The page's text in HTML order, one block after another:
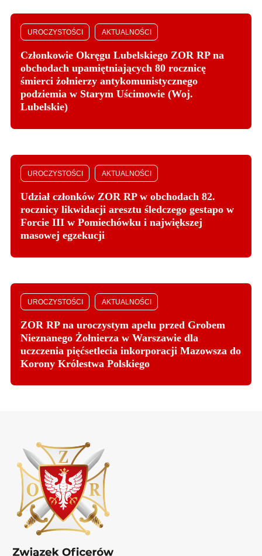
UROCZYSTOŚCI AKTUALNOŚCI
Członkowie Okręgu Lubelskiego ZOR RP na
obchodach upamiętniających 80 rocznicę
śmierci żołnierzy antykomunistycznego
podziemia w Starym Uścimowie (Woj.
Lubelskie)
UROCZYSTOŚCI AKTUALNOŚCI
Udział członków ZOR RP w obchodach 82.
rocznicy likwidacji aresztu śledczego gestapo w
Forcie III w Pomiechówku i największej
masowej egzekucji
UROCZYSTOŚCI AKTUALNOŚCI
ZOR RP na uroczystym apelu przed Grobem
Nieznanego Żołnierza w Warszawie dla
uczczenia pięćsetlecia inkorporacji Mazowsza do
Korony Królestwa Polskiego